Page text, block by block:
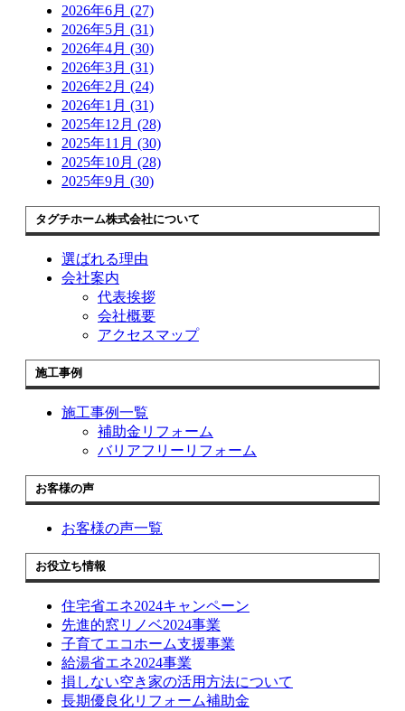
2026年6月 (27)
2026年5月 (31)
2026年4月 (30)
2026年3月 (31)
2026年2月 (24)
2026年1月 (31)
2025年12月 (28)
2025年11月 (30)
2025年10月 (28)
2025年9月 (30)
タグチホーム株式会社について
選ばれる理由
会社案内
代表挨拶
会社概要
アクセスマップ
施工事例
施工事例一覧
補助金リフォーム
バリアフリーリフォーム
お客様の声
お客様の声一覧
お役立ち情報
住宅省エネ2024キャンペーン
先進的窓リノベ2024事業
子育てエコホーム支援事業
給湯省エネ2024事業
損しない空き家の活用方法について
長期優良化リフォーム補助金